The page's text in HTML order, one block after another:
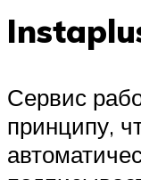
Сервис
принципу,